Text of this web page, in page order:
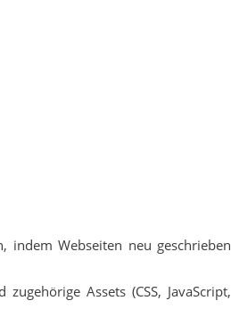
indem Webseiten neu geschrieben
Assets (CSS, JavaScript,